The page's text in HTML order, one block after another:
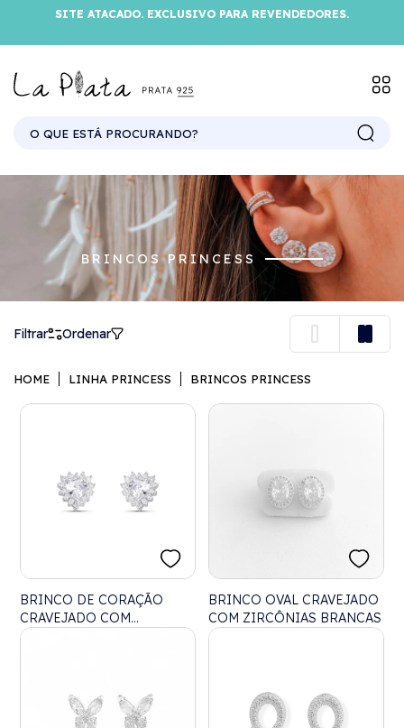
SITE ATACADO. EXCLUSIVO PARA REVENDEDORES.
BRINCOS PRINCESS
Filtrar Ordenar
HOME LINHA PRINCESS BRINCOS PRINCESS
BRINCO DE CORAÇÃO
CRAVEJADO COM
ZIRCÔNIAS BRANCAS
BRINCO OVAL CRAVEJADO
COM ZIRCÔNIAS BRANCAS